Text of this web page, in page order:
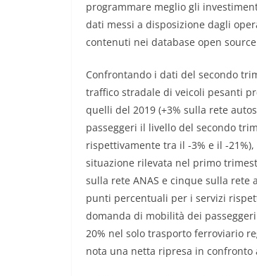
programmare meglio gli
dati messi a disposizione dagli
contenuti nei database open
Confrontando i dati del secondo
traffico stradale di veicoli pesanti
quelli del 2019 (+3% sulla rete
passeggeri il livello del secondo
rispettivamente tra il -3% e il -
situazione rilevata nel primo
sulla rete ANAS e cinque sulla
punti percentuali per i servizi
domanda di mobilità dei
20% nel solo trasporto ferroviario
nota una netta ripresa in